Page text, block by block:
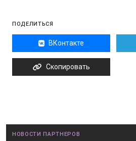
ПОДЕЛИТЬСЯ
ВКонтакте
Скопировать
НОВОСТИ ПАРТНЕРОВ